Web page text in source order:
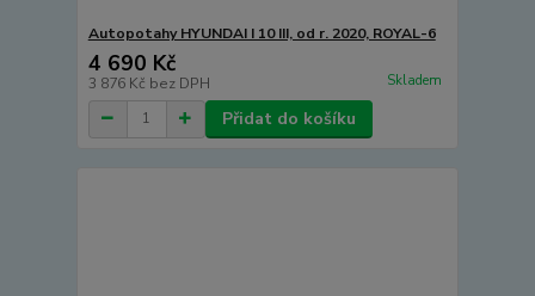
Autopotahy HYUNDAI I 10 III, od r. 2020, ROYAL-6
4 690 Kč
3 876 Kč bez DPH Skladem
Přidat do košíku